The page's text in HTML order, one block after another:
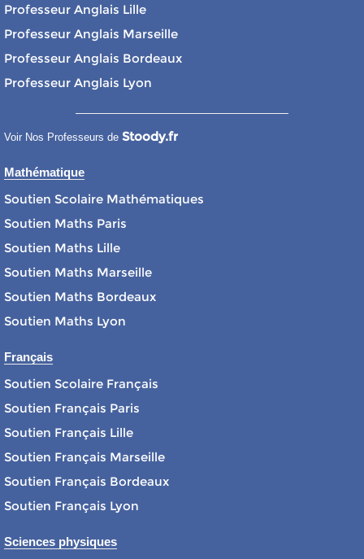
Professeur Anglais Lille
Professeur Anglais Marseille
Professeur Anglais Bordeaux
Professeur Anglais Lyon
Voir Nos Professeurs de Stoody.fr
Mathématique
Soutien Scolaire Mathématiques
Soutien Maths Paris
Soutien Maths Lille
Soutien Maths Marseille
Soutien Maths Bordeaux
Soutien Maths Lyon
Français
Soutien Scolaire Français
Soutien Français Paris
Soutien Français Lille
Soutien Français Marseille
Soutien Français Bordeaux
Soutien Français Lyon
Sciences physiques